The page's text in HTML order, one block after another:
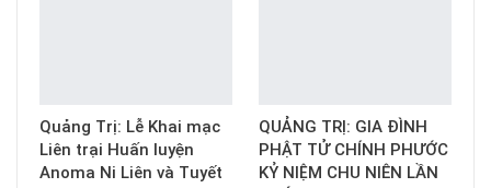
Quảng Trị: Lễ Khai mạc
Liên trại Huấn luyện
Anoma Ni Liên và Tuyết
QUẢNG TRỊ: GIA ĐÌNH
PHẬT TỬ CHÍNH PHƯỚC
KỶ NIỆM CHU NIÊN LẦN